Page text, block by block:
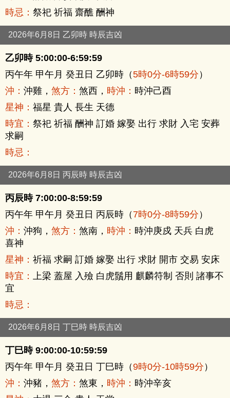
時忌： 祭祀 祈福 齋醮 酬神
2026年6月8日 乙卯時 時辰吉凶
乙卯時 5:00:00-6:59:59
丙午年 甲午月 癸丑日 乙卯時（5時0分-6時59分）
沖： 沖雞， 煞方： 煞西， 時沖： 時沖己酉
星神： 福星 貴人 長生 天德
時宜： 祭祀 祈福 酬神 訂婚 嫁娶 出行 求財 入宅 安葬
求嗣
時忌：
2026年6月8日 丙辰時 時辰吉凶
丙辰時 7:00:00-8:59:59
丙午年 甲午月 癸丑日 丙辰時（7時0分-8時59分）
沖： 沖狗， 煞方： 煞南， 時沖： 時沖庚戍 天兵 白虎
喜神
星神： 祈福 求嗣 訂婚 嫁娶 出行 求財 開市 交易 安床
時宜： 上梁 蓋屋 入殮 白虎鬚用 麒麟符制 否則 諸事不
宜
時忌：
2026年6月8日 丁巳時 時辰吉凶
丁巳時 9:00:00-10:59:59
丙午年 甲午月 癸丑日 丁巳時（9時0分-10時59分）
沖： 沖豬， 煞方： 煞東， 時沖： 時沖辛亥